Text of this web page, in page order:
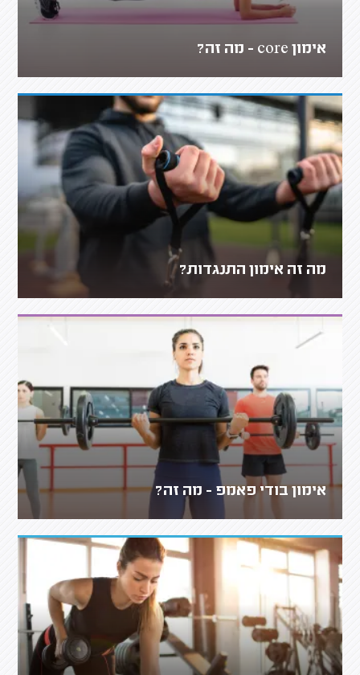
אימון core - מה זה?
מה זה אימון התנגדות?
אימון בודי פאמפ - מה זה?